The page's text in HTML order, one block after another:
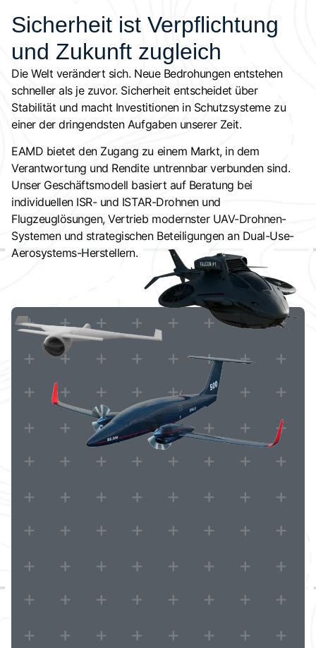
Sicherheit ist Verpflichtung
und Zukunft zugleich
Die Welt verändert sich. Neue Bedrohungen entstehen
schneller als je zuvor. Sicherheit entscheidet über
Stabilität und macht Investitionen in Schutzsysteme zu
einer der dringendsten Aufgaben unserer Zeit.
EAMD bietet den Zugang zu einem Markt, in dem
Verantwortung und Rendite untrennbar verbunden sind.
Unser Geschäftsmodell basiert auf Beratung bei
individuellen ISR- und ISTAR-Drohnen und
Flugzeuglösungen, Vertrieb modernster UAV-Drohnen-
Systemen und strategischen Beteiligungen an Dual-Use-
Aerosystems-Herstellern.